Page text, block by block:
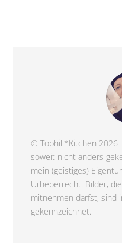
© Tophill*Kitchen 2026
soweit nicht anders
mein (geistiges)
Urheberrecht. Bilder,
mitnehmen darfst, sind
gekennzeichnet.